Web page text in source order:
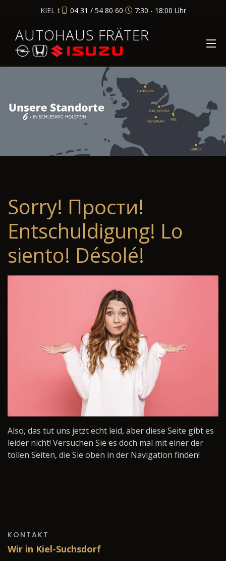
KIEL I: 04 31 / 54 80 60 7:30 - 18:00 Uhr
AUTOHAUS FRÄTER
Sorry! Прости!
Entschuldigung! Lo
siento! Désolé!
Also, das tut uns jetzt echt leid, aber diese Seite gibt es
leider nicht! Versuchen Sie es doch mal mit einer der
tollen Seiten, die Sie oben in der Navigation finden!
KONTAKT
Wir in Kiel-Suchsdorf